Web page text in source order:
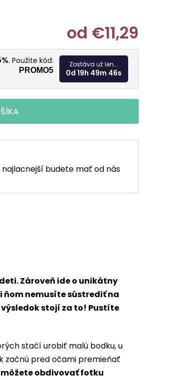
od €11,29
. Použite kód:
PROMO5
Zostáva už len...
0d 19h 49m 45s
budete mať od nás
Zároveň ide o unikátny
ňom nemusíte sústrediť na
stojí za to! Pustíte
stačí urobiť malú bodku, u
začnú pred očami premieňať
obdivovať fotku